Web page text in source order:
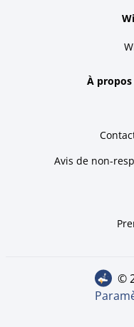
À
Avis de non-
©